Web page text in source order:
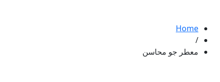
Home
/
معطر جو محاسن